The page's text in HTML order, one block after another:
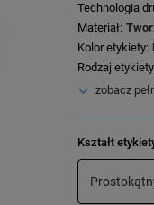
Technologia
Materiał
Kolor etykiety
Rodzaj etykiety
zobacz
Kształt